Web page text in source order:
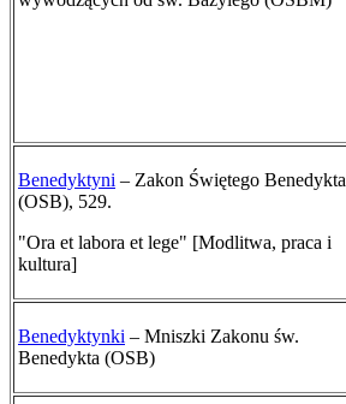
Benedyktyni – Zakon Świętego Benedykta
(OSB), 529.
"Ora et labora et lege" [Modlitwa, praca i
kultura]
Benedyktynki – Mniszki Zakonu św.
Benedykta (OSB)